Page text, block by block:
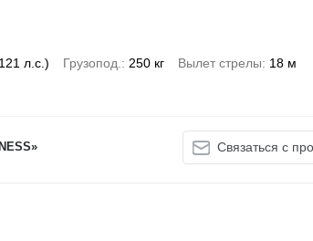
л.с.) Грузопод. 250 кг Вылет стрелы 18 м
Связаться с